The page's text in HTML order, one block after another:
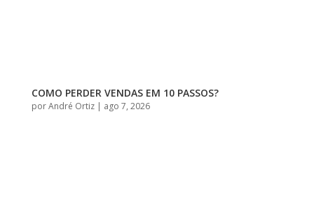
COMO PERDER VENDAS EM 10 PASSOS?
porAndré Ortiz| ago 7, 2026